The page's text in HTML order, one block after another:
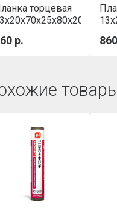
торцевая
р.